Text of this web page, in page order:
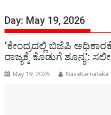
Day: May 19, 2026
‘ಕೇಂದ್ರದಲ್ಲಿ ಬಿಜೆಪಿ
ರಾಜ್ಯಕ್ಕೆ ಕೊಡುಗೆ ಶೂನ್ಯ’:
May 19, 2026 NavaKarnataka